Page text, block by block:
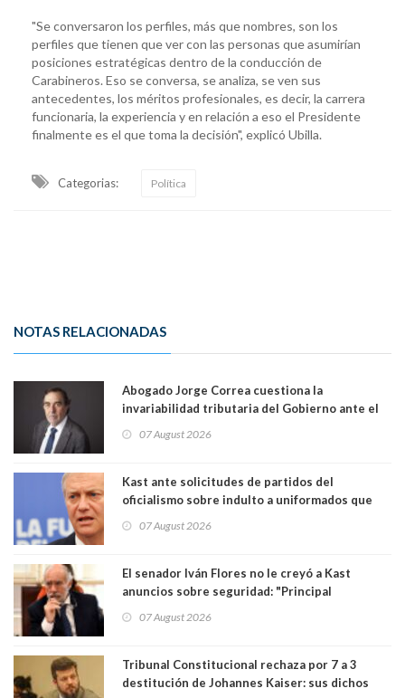
"Se conversaron los perfiles, más que nombres, son los
perfiles que tienen que ver con las personas que asumirían
posiciones estratégicas dentro de la conducción de
Carabineros. Eso se conversa, se analiza, se ven sus
antecedentes, los méritos profesionales, es decir, la carrera
funcionaria, la experiencia y en relación a eso el Presidente
finalmente es el que toma la decisión", explicó Ubilla.
Categorias: Política
NOTAS RELACIONADAS
Abogado Jorge Correa cuestiona la
invariabilidad tributaria del Gobierno ante el
democracia” y "defendemos la alternancia en el
07 August 2026
Kast ante solicitudes de partidos del
oficialismo sobre indulto a uniformados que
07 August 2026
El senador Iván Flores no le creyó a Kast
anuncios sobre seguridad: "Principal
perseguir ruta del dinero y levantar secreto
07 August 2026
Tribunal Constitucional rechaza por 7 a 3
destitución de Johannes Kaiser: sus dichos